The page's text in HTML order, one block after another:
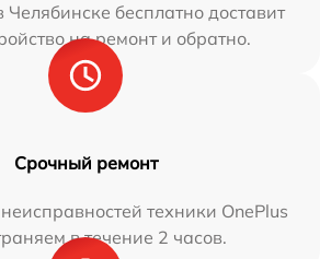
бесплатно доставит
на ремонт и обратно.
Срочный ремонт
техники OnePlus
в течение 2 часов.